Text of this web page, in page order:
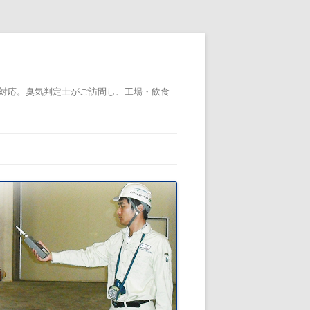
。臭気判定士がご訪問し、工場・飲食